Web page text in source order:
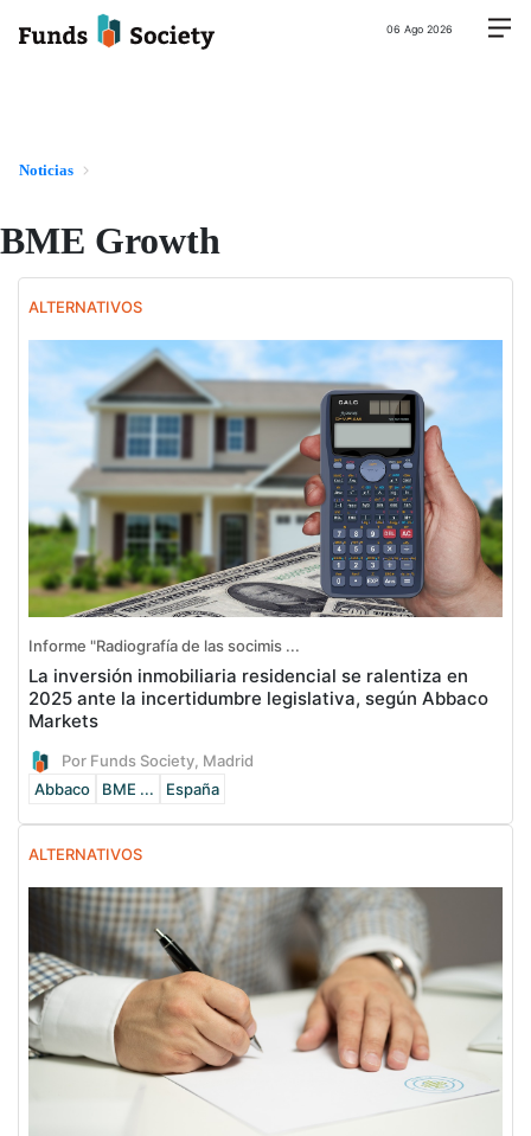
06 Ago 2026
Noticias
BME Growth
ALTERNATIVOS
Informe "Radiografía de las socimis ...
La inversión inmobiliaria residencial se ralentiza en
2025 ante la incertidumbre legislativa, según Abbaco
Markets
Por Funds Society, Madrid
Abbaco
BME ... España
ALTERNATIVOS